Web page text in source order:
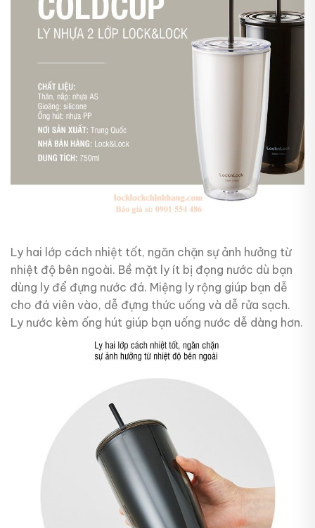
Ly hai lớp cách nhiệt tốt, ngăn chặn sự ảnh hưởng từ
nhiệt độ bên ngoài. Bề mặt ly ít bị đọng nước dù bạn
dùng ly để đựng nước đá. Miệng ly rộng giúp bạn dễ
cho đá viên vào, dễ đựng thức uống và dễ rửa sạch.
Ly nước kèm ống hút giúp bạn uống nước dễ dàng hơn.